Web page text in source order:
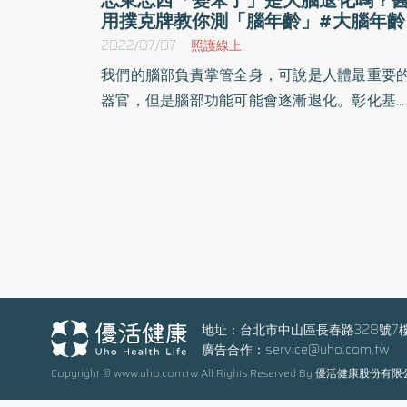
用撲克牌教你測「腦年齡」#大腦年齡
2022/07/07 照護線上
我們的腦部負責掌管全身，可說是人體最重要
器官，但是腦部功能可能會逐漸退化。彰化基督
地址：台北市中山區長春路328號7
廣告合作： service@uho.com.tw
Copyright © www.uho.com.tw All Rights Reserved By 優活健康股份有限